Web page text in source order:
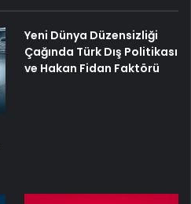
Yeni Dünya Düzensizliği
Çağında Türk Dış Politikası
ve Hakan Fidan Faktörü